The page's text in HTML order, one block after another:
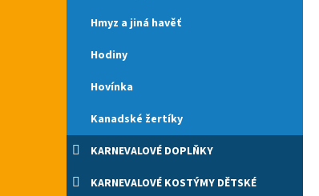
Hmyz a jiná havěť
Hodiny
Hovínka
Kanadské žertíky
KARNEVALOVÉ DOPLŇKY
KARNEVALOVÉ KOSTÝMY DĚTSKÉ